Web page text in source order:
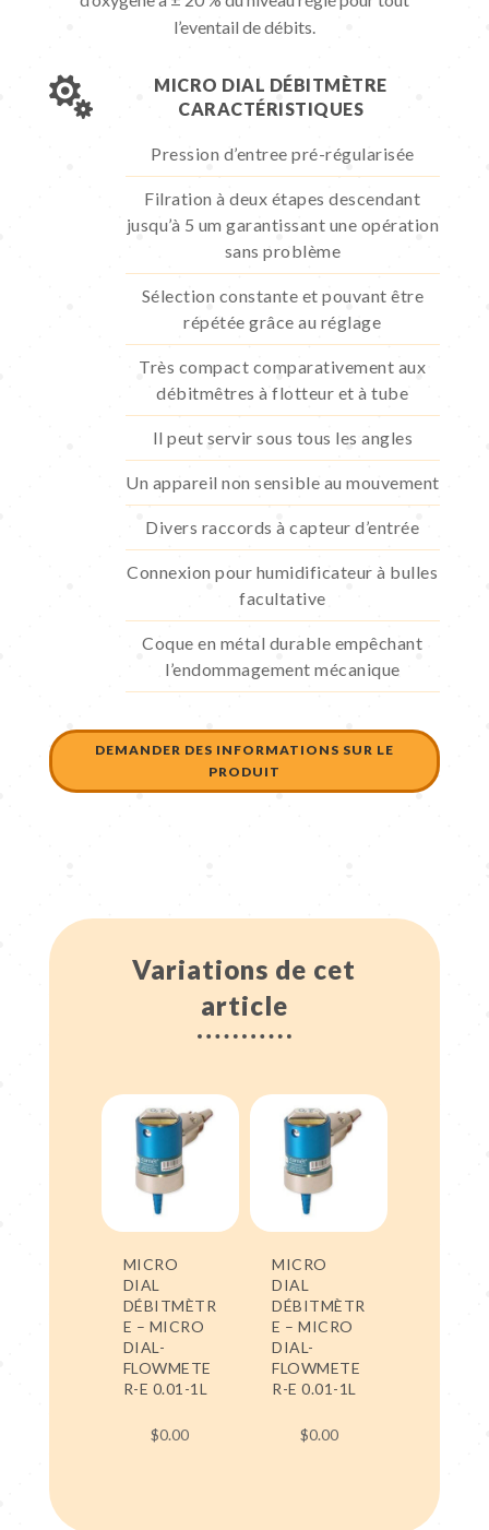
l’eventail de débits.

MICRO DIAL DÉBITMÈTRE
CARACTÉRISTIQUES
Pression d’entree pré-régularisée
Filration à deux étapes descendant
jusqu’à 5 um garantissant une opération
sans problème
Sélection constante et pouvant être
répétée grâce au réglage
Très compact comparativement aux
débitmêtres à flotteur et à tube
Il peut servir sous tous les angles
Un appareil non sensible au mouvement
Divers raccords à capteur d’entrée
Connexion pour humidificateur à bulles
facultative
Coque en métal durable empêchant
l’endommagement mécanique
DEMANDER DES INFORMATIONS SUR LE
PRODUIT
Variations de cet
article
MICRO
DIAL
DÉBITMÈTR
E – MICRO
DIAL-
FLOWMETE
R-E 0.01-1L
$0.00
MICRO
DIAL
DÉBITMÈTR
E – MICRO
DIAL-
FLOWMETE
R-E 0.01-1L
$0.00